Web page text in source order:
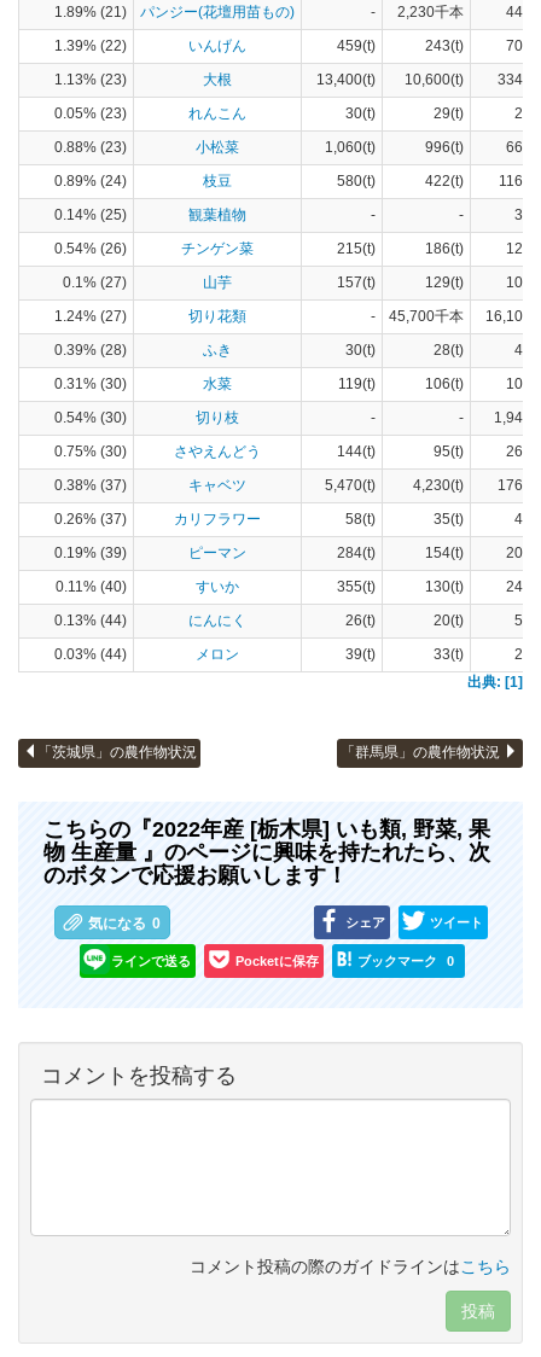
1.89% (21)
パンジー(花壇用苗もの) - 2,230千本
1.39% (22)
いんげん 459(t) 243(t)
1.13% (23)
大根 13,400(t) 10,600(t)
0.05% (23)
れんこん 30(t) 29(t)
0.88% (23)
小松菜 1,060(t) 996(t)
0.89% (24)
枝豆 580(t) 422(t)
0.14% (25)
観葉植物 - -
0.54% (26)
チンゲン菜 215(t) 186(t)
0.1% (27)
山芋 157(t) 129(t)
1.24% (27)
切り花類 - 45,700千本
0.39% (28)
ふき 30(t) 28(t)
0.31% (30)
水菜 119(t) 106(t)
0.54% (30)
切り枝 - -
0.75% (30)
さやえんどう 144(t) 95(t)
0.38% (37)
キャベツ 5,470(t) 4,230(t)
0.26% (37)
カリフラワー 58(t) 35(t)
0.19% (39)
ピーマン 284(t) 154(t)
0.11% (40)
すいか 355(t) 130(t)
0.13% (44)
にんにく 26(t) 20(t)
0.03% (44)
メロン 39(t) 33(t)
出典: [1]
「茨城県」の農作物状況 「群馬県」の農作物状況
こちらの『2022年産 [栃木県] いも類, 野菜, 果
物 生産量 』のページに興味を持たれたら、次
のボタンで応援お願いします！
気になる 0 シェア ツイート
ラインで送る Pocketに保存 ブックマーク 0
コメントを投稿する
コメント投稿の際のガイドラインはこちら
投稿